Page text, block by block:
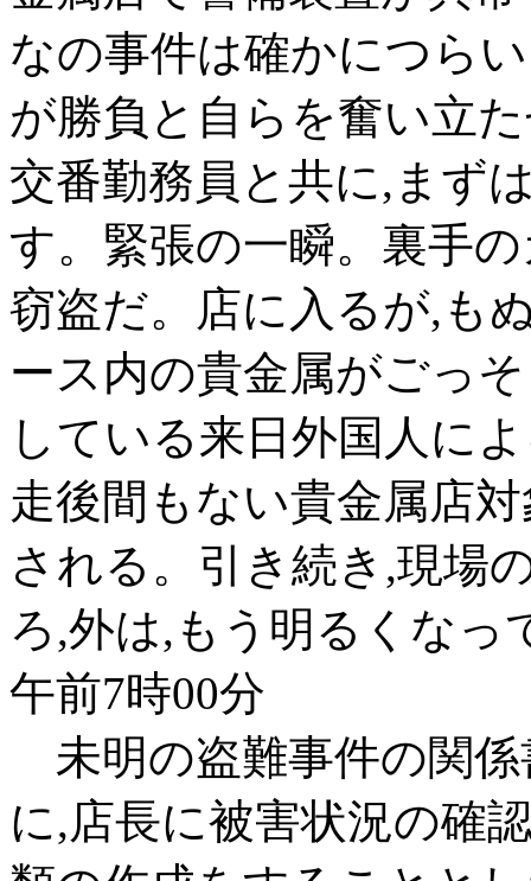
なの事件は確かにつら
が勝負と自らを奮い立
交番勤務員と共に,まず
す。緊張の一瞬。裏手
窃盗だ。店に入るが,も
ース内の貴金属がごっ
している来日外国人に
走後間もない貴金属店
される。引き続き,現場
ろ,外は,もう明るくなっ
午前7時00分
未明の盗難事件の関
に,店長に被害状況の確